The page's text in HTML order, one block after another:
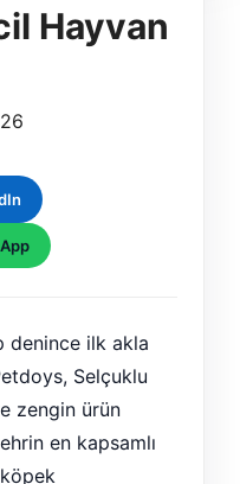
Hayvan
denince ilk akla
Selçuklu
zengin ürün
en kapsamlı